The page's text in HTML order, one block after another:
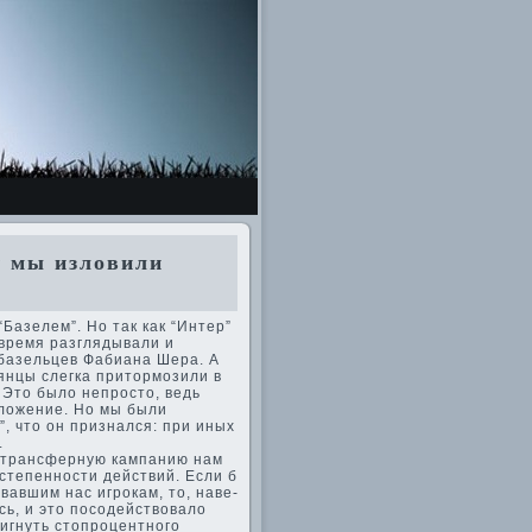
мы изловили
Но так как “Интер”
разглядывали и
Фаби­ана Шера. А
слегка притормозили в
Это было непросто, ве­дь
Но мы были
что он признался: при иных
трансферную кампанию нам
де­йствий. Если б
нас игрокам, то, наве­
и это посоде­йствовало
стопроцентного